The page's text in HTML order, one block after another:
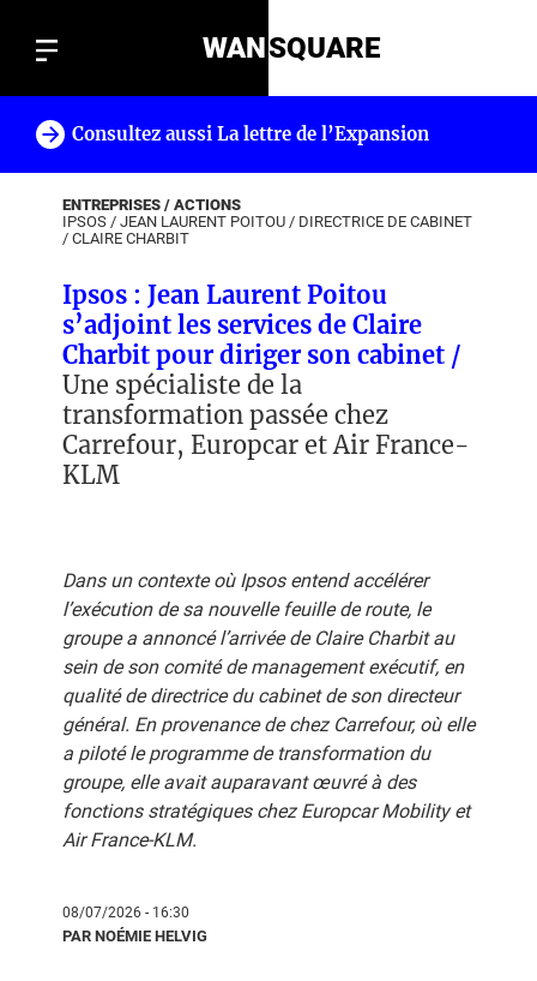
WANSQUARE
Consultez aussi La lettre de l’Expansion
ENTREPRISES / ACTIONS
IPSOS / JEAN LAURENT POITOU / DIRECTRICE DE CABINET
/ CLAIRE CHARBIT
Ipsos : Jean Laurent Poitou
s’adjoint les services de Claire
Charbit pour diriger son cabinet /
Une spécialiste de la
transformation passée chez
Carrefour, Europcar et Air France-
KLM
Dans un contexte où Ipsos entend accélérer
l’exécution de sa nouvelle feuille de route, le
groupe a annoncé l’arrivée de Claire Charbit au
sein de son comité de management exécutif, en
qualité de directrice du cabinet de son directeur
général. En provenance de chez Carrefour, où elle
a piloté le programme de transformation du
groupe, elle avait auparavant œuvré à des
fonctions stratégiques chez Europcar Mobility et
Air France-KLM.
08/07/2026 - 16:30
PAR NOÉMIE HELVIG